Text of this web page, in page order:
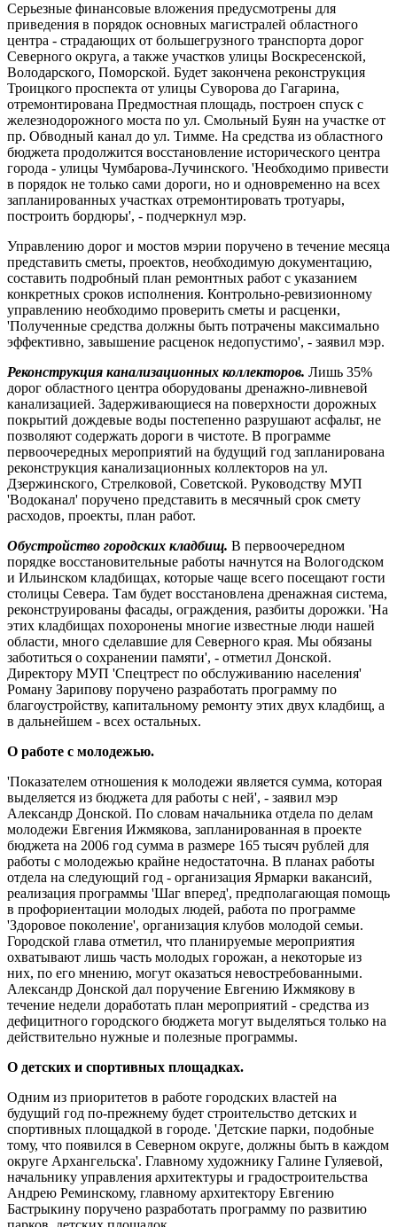
Серьезные финансовые вложения предусмотрены для
приведения в порядок основных магистралей областного
центра - страдающих от большегрузного транспорта дорог
Северного округа, а также участков улицы Воскресенской,
Володарского, Поморской. Будет закончена реконструкция
Троицкого проспекта от улицы Суворова до Гагарина,
отремонтирована Предмостная площадь, построен спуск с
железнодорожного моста по ул. Смольный Буян на участке от
пр. Обводный канал до ул. Тимме. На средства из областного
бюджета продолжится восстановление исторического центра
города - улицы Чумбарова-Лучинского. 'Необходимо привести
в порядок не только сами дороги, но и одновременно на всех
запланированных участках отремонтировать тротуары,
построить бордюры', - подчеркнул мэр.
Управлению дорог и мостов мэрии поручено в течение месяца
представить сметы, проектов, необходимую документацию,
составить подробный план ремонтных работ с указанием
конкретных сроков исполнения. Контрольно-ревизионному
управлению необходимо проверить сметы и расценки,
'Полученные средства должны быть потрачены максимально
эффективно, завышение расценок недопустимо', - заявил мэр.
Реконструкция канализационных коллекторов. Лишь 35%
дорог областного центра оборудованы дренажно-ливневой
канализацией. Задерживающиеся на поверхности дорожных
покрытий дождевые воды постепенно разрушают асфальт, не
позволяют содержать дороги в чистоте. В программе
первоочередных мероприятий на будущий год запланирована
реконструкция канализационных коллекторов на ул.
Дзержинского, Стрелковой, Советской. Руководству МУП
'Водоканал' поручено представить в месячный срок смету
расходов, проекты, план работ.
Обустройство городских кладбищ. В первоочередном
порядке восстановительные работы начнутся на Вологодском
и Ильинском кладбищах, которые чаще всего посещают гости
столицы Севера. Там будет восстановлена дренажная система,
реконструированы фасады, ограждения, разбиты дорожки. 'На
этих кладбищах похоронены многие известные люди нашей
области, много сделавшие для Северного края. Мы обязаны
заботиться о сохранении памяти', - отметил Донской.
Директору МУП 'Спецтрест по обслуживанию населения'
Роману Зарипову поручено разработать программу по
благоустройству, капитальному ремонту этих двух кладбищ, а
в дальнейшем - всех остальных.
О работе с молодежью.
'Показателем отношения к молодежи является сумма, которая
выделяется из бюджета для работы с ней', - заявил мэр
Александр Донской. По словам начальника отдела по делам
молодежи Евгения Ижмякова, запланированная в проекте
бюджета на 2006 год сумма в размере 165 тысяч рублей для
работы с молодежью крайне недостаточна. В планах работы
отдела на следующий год - организация Ярмарки вакансий,
реализация программы 'Шаг вперед', предполагающая помощь
в профориентации молодых людей, работа по программе
'Здоровое поколение', организация клубов молодой семьи.
Городской глава отметил, что планируемые мероприятия
охватывают лишь часть молодых горожан, а некоторые из
них, по его мнению, могут оказаться невостребованными.
Александр Донской дал поручение Евгению Ижмякову в
течение недели доработать план мероприятий - средства из
дефицитного городского бюджета могут выделяться только на
действительно нужные и полезные программы.
О детских и спортивных площадках.
Одним из приоритетов в работе городских властей на
будущий год по-прежнему будет строительство детских и
спортивных площадкой в городе. 'Детские парки, подобные
тому, что появился в Северном округе, должны быть в каждом
округе Архангельска'. Главному художнику Галине Гуляевой,
начальнику управления архитектуры и градостроительства
Андрею Реминскому, главному архитектору Евгению
Бастрыкину поручено разработать программу по развитию